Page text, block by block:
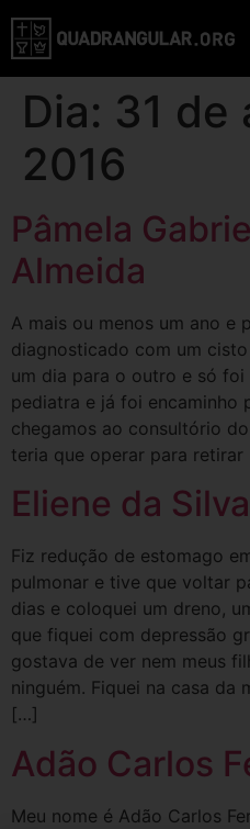
Dia: 31 de
2016
Pâmela
Almeida
A mais ou menos um ano e
diagnosticado com um
um dia para o outro e só foi
pediatra e já foi encaminho
chegamos ao consultório
teria que operar para
Eliene da
Fiz redução de estomago
pulmonar e tive que voltar
dias e coloquei um dreno,
que fiquei com depressão
gostava de ver nem meus
ninguém. Fiquei na casa da
[…]
Adão Carlos
Meu nome é Adão Carlos